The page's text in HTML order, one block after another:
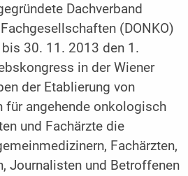
Dachverband
(DONKO)
30. 11. 2013 den 1.
in der Wiener
der Etablierung von
für angehende onkologisch
und Fachärzte die
Fachärzten,
Journalisten und Betroffenen